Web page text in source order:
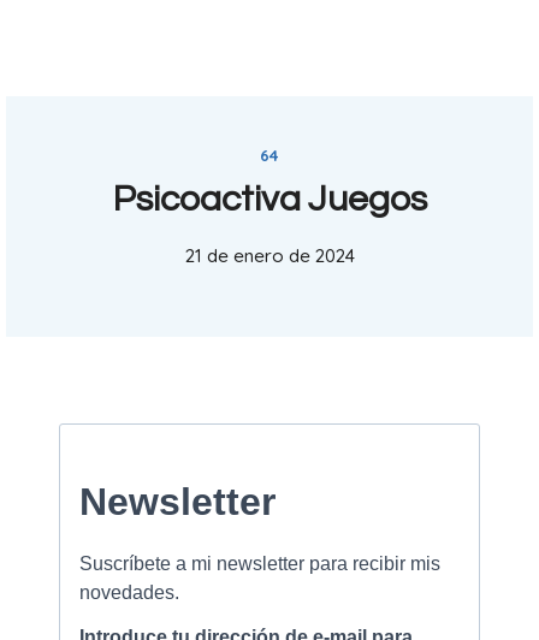
64
Psicoactiva Juegos
21 de enero de 2024